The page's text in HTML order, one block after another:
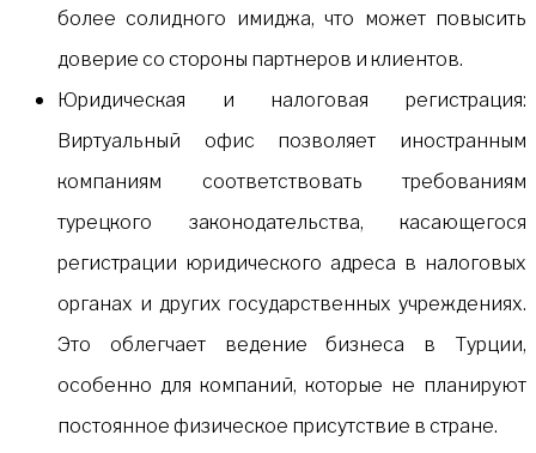
более солидного имиджа, что может повысить
доверие со стороны партнеров и клиентов.
Юридическая и налоговая регистрация:
Виртуальный офис позволяет иностранным
компаниям соответствовать требованиям
турецкого законодательства, касающегося
регистрации юридического адреса в налоговых
органах и других государственных учреждениях.
Это облегчает ведение бизнеса в Турции,
особенно для компаний, которые не планируют
постоянное физическое присутствие в стране.